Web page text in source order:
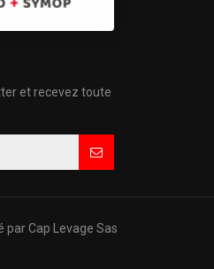
et recevez toute
par Cap Levage Sas